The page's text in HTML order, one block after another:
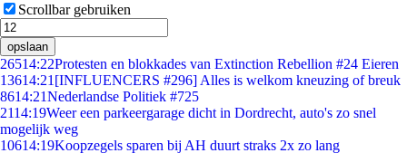
Scrollbar gebruiken
opslaan
26514:22Protesten en blokkades van Extinction Rebellion #24 Eieren
13614:21 [INFLUENCERS #296] Alles is welkom kneuzing of breuk
8614:21Nederlandse Politiek #725
2114:19Weer een parkeergarage dicht in Dordrecht, auto's zo snel
mogelijk weg
10614:19Koopzegels sparen bij AH duurt straks 2x zo lang